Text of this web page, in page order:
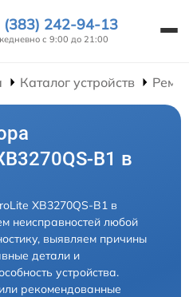
(383) 242-94-13
с 9:00 до 21:00
Каталог устройств
B1 в
XB3270QS-B1 в
неисправностей любой
выявляем причины
детали и
устройства.
рекомендованные